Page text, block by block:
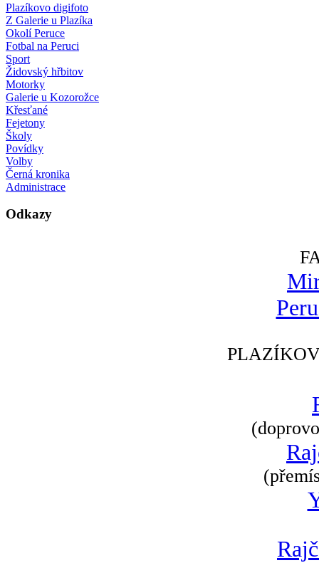
Plazíkovo digifoto
Z Galerie u Plazíka
Okolí Peruce
Fotbal na Peruci
Sport
Židovský hřbitov
Motorky
Galerie u Kozorožce
Křesťané
Fejetony
Školy
Povídky
Volby
Černá kronika
Administrace
Odkazy